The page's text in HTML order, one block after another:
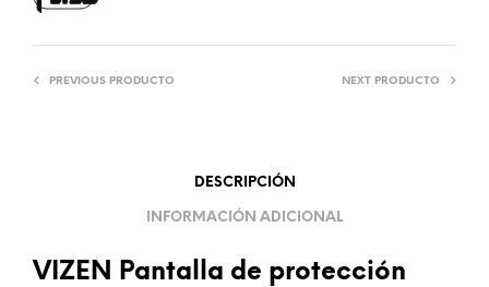
PREVIOUS PRODUCTO NEXT PRODUCTO
DESCRIPCIÓN
INFORMACIÓN ADICIONAL
VIZEN Pantalla de protección